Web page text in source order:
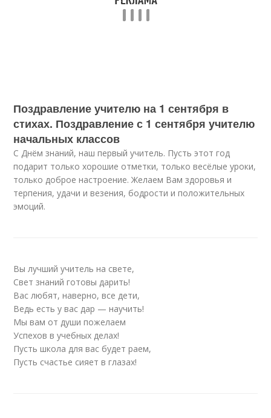
Поздравление учителю на 1 сентября в
стихах. Поздравление с 1 сентября учителю
начальных классов
С Днём знаний, наш первый учитель. Пусть этот год
подарит только хорошие отметки, только весёлые уроки,
только доброе настроение. Желаем Вам здоровья и
терпения, удачи и везения, бодрости и положительных
эмоций.
Вы лучший учитель на свете,
Свет знаний готовы дарить!
Вас любят, наверно, все дети,
Ведь есть у вас дар — научить!
Мы вам от души пожелаем
Успехов в учебных делах!
Пусть школа для вас будет раем,
Пусть счастье сияет в глазах!